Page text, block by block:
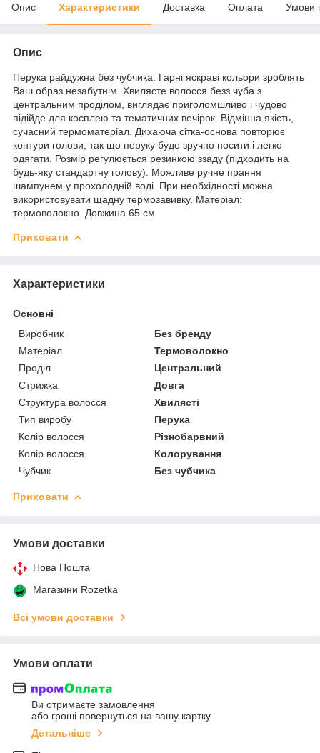
Опис Характеристики Доставка Оплата Умови
Опис
Перука райдужна без чубчика. Гарні яскраві кольори зроблять
Ваш образ незабутнім. Хвилясте волосся безз чуба з
центральним проділом, виглядає приголомшливо і чудово
підійде для косплею та тематичних вечірок. Відмінна якість,
сучасний термоматеріал. Дихаюча сітка-основа повторює
контури голови, так що перуку буде зручно носити і легко
одягати. Розмір регулюється резинкою ззаду (підходить на
будь-яку стандартну голову). Можливе ручне прання
шампунем у прохолодній воді. При необхідності можна
використовувати щадну термозавивку. Матеріал:
термоволокно. Довжина 65 см
Приховати
Характеристики
Основні
Виробник
Без бренду
Матеріал
Термоволокно
Проділ
Центральний
Стрижка
Довга
Структура волосся
Хвилясті
Тип виробу
Перука
Колір волосся
Різнобарвний
Колір волосся
Колорування
Чубчик
Без чубчика
Приховати
Умови доставки
Нова Пошта
Магазини Rozetka
Всі умови доставки
Умови оплати
Ви отримаєте замовлення
або гроші повернуться на вашу картку
Детальніше